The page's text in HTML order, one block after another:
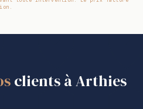
clients à Arthies